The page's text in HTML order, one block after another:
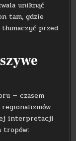
uniknąć
tam, gdzie
przed
— czasem
regionalizmów
interpretacji
tropów: